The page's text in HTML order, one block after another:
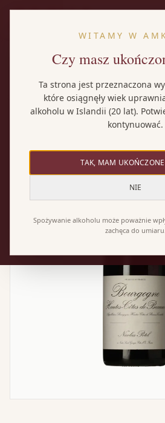
WITAMY W
Czy masz
Ta strona jest przeznaczona
które osiągnęły wiek
alkoholu w Islandii (20 lat).
kontynuować.
TAK, MAM
NIE
Spożywanie alkoholu może poważnie
zachęca do umiaru.